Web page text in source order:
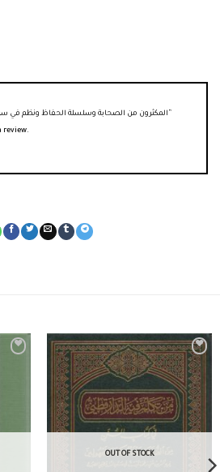
review.
OUT OF STOCK